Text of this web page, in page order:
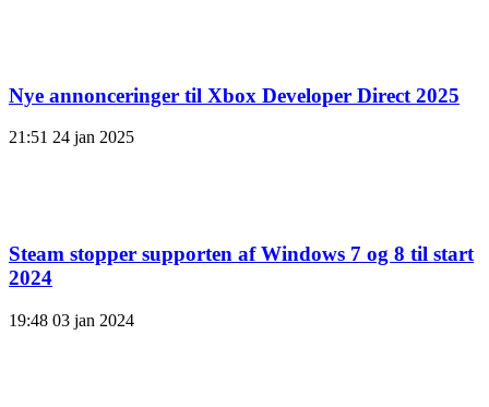
Nye annonceringer til Xbox Developer Direct 2025
21:51 24 jan 2025
Steam stopper supporten af ​​Windows 7 og 8 til start
2024
19:48 03 jan 2024